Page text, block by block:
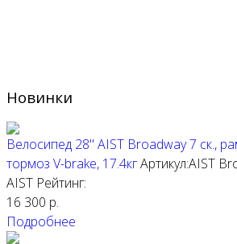
Новинки
Велосипед 28" AIST Broadway 7 ск.,
тормоз V-brake, 17.4кгАртикул:AIST
AIST Рейтинг:
16 300 р.
Подробнее